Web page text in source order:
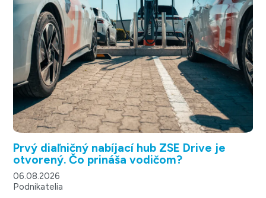
Prvý diaľničný nabíjací hub ZSE Drive je
otvorený. Čo prináša vodičom?
06.08.2026
Podnikatelia